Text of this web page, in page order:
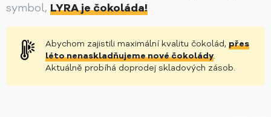
symbol, LYRA je čokoláda!
Abychom zajistili maximální kvalitu čokolád, přes
léto nenaskladňujeme nové čokolády.
Aktuálně probíhá doprodej skladových zásob.